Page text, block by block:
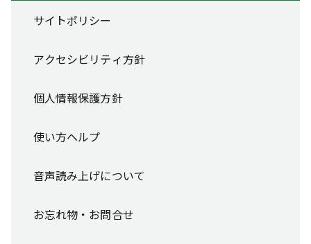
サイトポリシー
アクセシビリティ方針
個人情報保護方針
使い方ヘルプ
音声読み上げについて
お忘れ物・お問合せ